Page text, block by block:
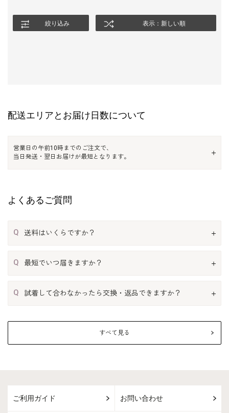
絞り込み 表示：新しい順
配送エリアとお届け日数について
営業日の午前10時までのご注文で、
当日発送・翌日お届けが最短となります。
よくあるご質問
Q 送料はいくらですか？
Q 最短でいつ届きますか？
Q 試着して合わなかったら交換・返品できますか？
すべて見る
ご利用ガイド お問い合わせ